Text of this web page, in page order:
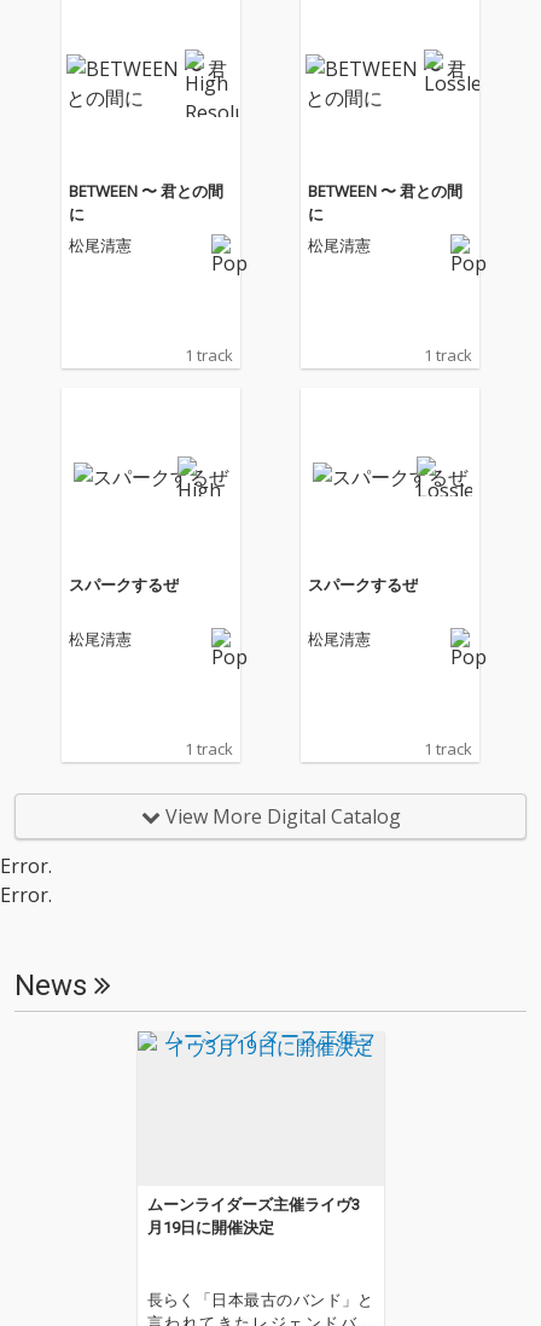
本を代表するポップス
職人同士がタッグを組
んだ、ポップでエキサ
ィールド”を感じさせ
る、まさに2024年のマ
スターピース。
本を代表するポップス
職人同士がタッグを組
んだ、ポップでエキサ
ィールド”を感じさせ
る、まさに2024年のマ
スターピース。
BETWEEN 〜 君との間
に
松尾清憲
1 track
BETWEEN 〜 君との間
に
松尾清憲
1 track
スパークするぜ
松尾清憲
1 track
スパークするぜ
松尾清憲
1 track
View More Digital Catalog
Error.
Error.
News
ムーンライダーズ主催ライヴ3
月19日に開催決定
長らく「日本最古のバンド」と